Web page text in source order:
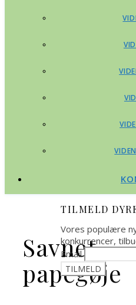
Savnet
papegøje
TILMELD
Vores populære
konkurrencer,
Email